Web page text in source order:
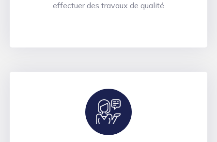
effectuer des travaux de qualité